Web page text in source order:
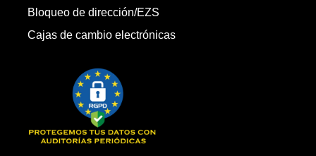
Bloqueo de dirección/EZS
Cajas de cambio electrónicas